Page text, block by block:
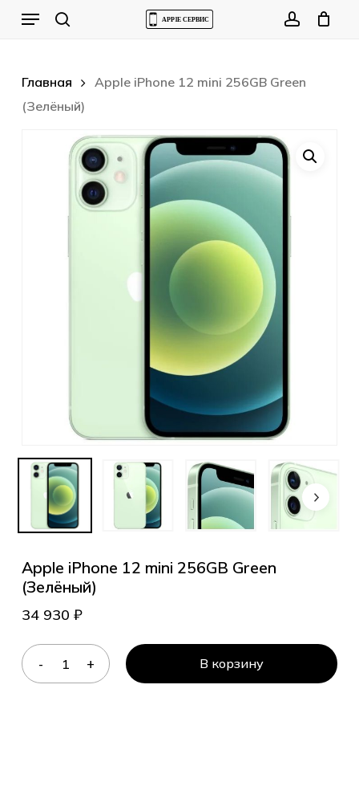
Menu
Главная
Apple iPhone 12 mini 256GB Green
(Зелёный)
Apple iPhone 12 mini 256GB Green
(Зелёный)
34 930 ₽
В корзину